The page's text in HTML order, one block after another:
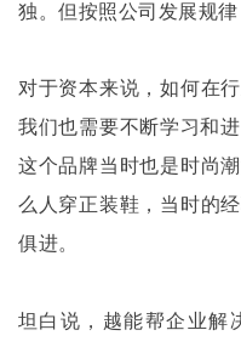
独。但按照公司发展规律
对于资本来说，如何在
我们也需要不断学习和进
这个品牌当时也是时尚
么人穿正装鞋，当时的
俱进。
坦白说，越能帮企业解